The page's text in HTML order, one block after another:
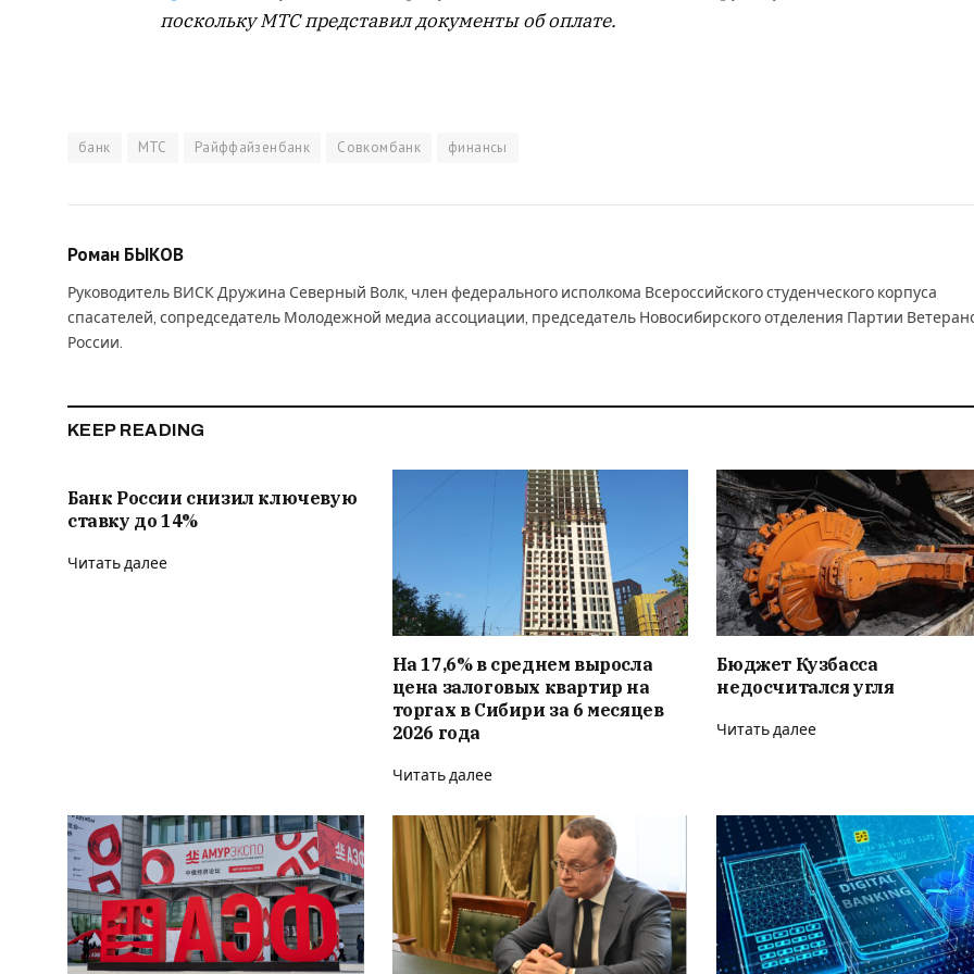
поскольку МТС представил документы об оплате.
банк МТС Райффайзенбанк Совкомбанк финансы
Роман БЫКОВ
Руководитель ВИСК Дружина Северный Волк, член федерального исполкома Всероссийского студенческого корпуса
спасателей, сопредседатель Молодежной медиа ассоциации, председатель Новосибирского отделения Партии
России.
KEEP READING
Банк России снизил ключевую
ставку до 14%
Читать далее
На 17,6% в среднем выросла
цена залоговых квартир на
торгах в Сибири за 6 месяцев
2026 года
Читать далее
Бюджет Кузбасса
недосчитался угля
Читать далее